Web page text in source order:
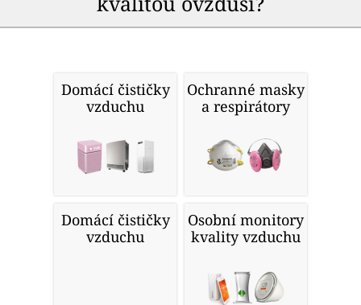
Domácí čističky
vzduchu
Ochranné masky
a respirátory
Domácí čističky
vzduchu
Osobní monitory
kvality vzduchu